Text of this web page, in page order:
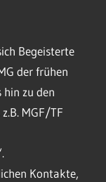
Begeisterte
der frühen
zu den
MGF/TF
Kontakte,